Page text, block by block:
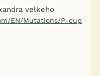
velkeho
EN/Mutations/P-eup